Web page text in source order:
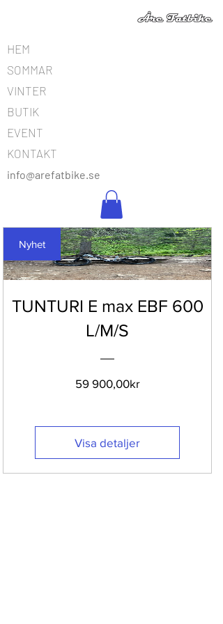
info@arefatbike.se
SOMMAR
BUTIK
076-018 92 82
VINTER
EVENT
KONTAKT
HEM
Nyhet
TUNTURI E max EBF 600
L/M/S
59 900,00krPris
Visa detaljer